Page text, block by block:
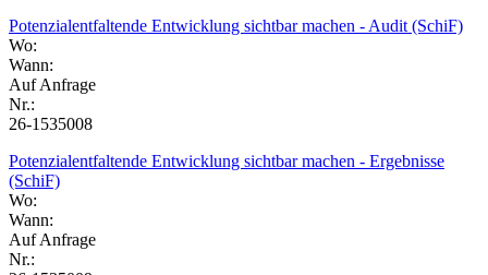
Potenzialentfaltende Entwicklung sichtbar machen - Audit (SchiF)
Wo:
Wann:
Auf Anfrage
Nr.:
26-1535008
Potenzialentfaltende Entwicklung sichtbar machen - Ergebnisse
(SchiF)
Wo:
Wann:
Auf Anfrage
Nr.: